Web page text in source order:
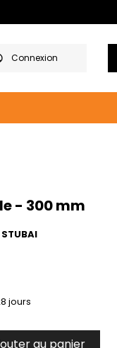
Connexion
- 300 mm
STUBAI
jours
au panier